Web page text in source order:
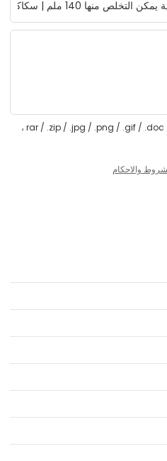
يدعم فقط .rar / .zip / .jpg / .png / .gif / .doc / .xls / .pdf ،
والاحكام